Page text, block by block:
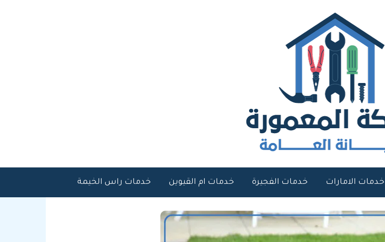
خدمات الامارات خدمات الفجيرة خدمات ام القيوين خدمات راس الخيمة